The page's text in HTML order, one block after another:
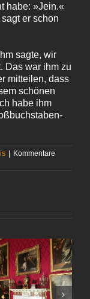
habe: »Jein.«
er schon
sagte, wir
Das war ihm zu
mitteilen, dass
schönen
habe ihm
| Kommentare